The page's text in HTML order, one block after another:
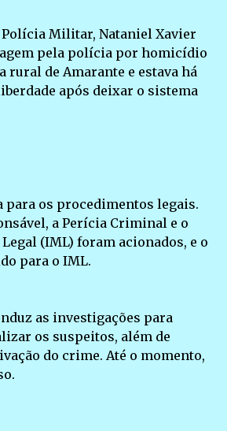
Polícia Militar, Nataniel Xavier
pela polícia por homicídio
rural de Amarante e estava há
após deixar o sistema
para os procedimentos legais.
a Perícia Criminal e o
(IML) foram acionados, e o
para o IML.
as investigações para
os suspeitos, além de
do crime. Até o momento,